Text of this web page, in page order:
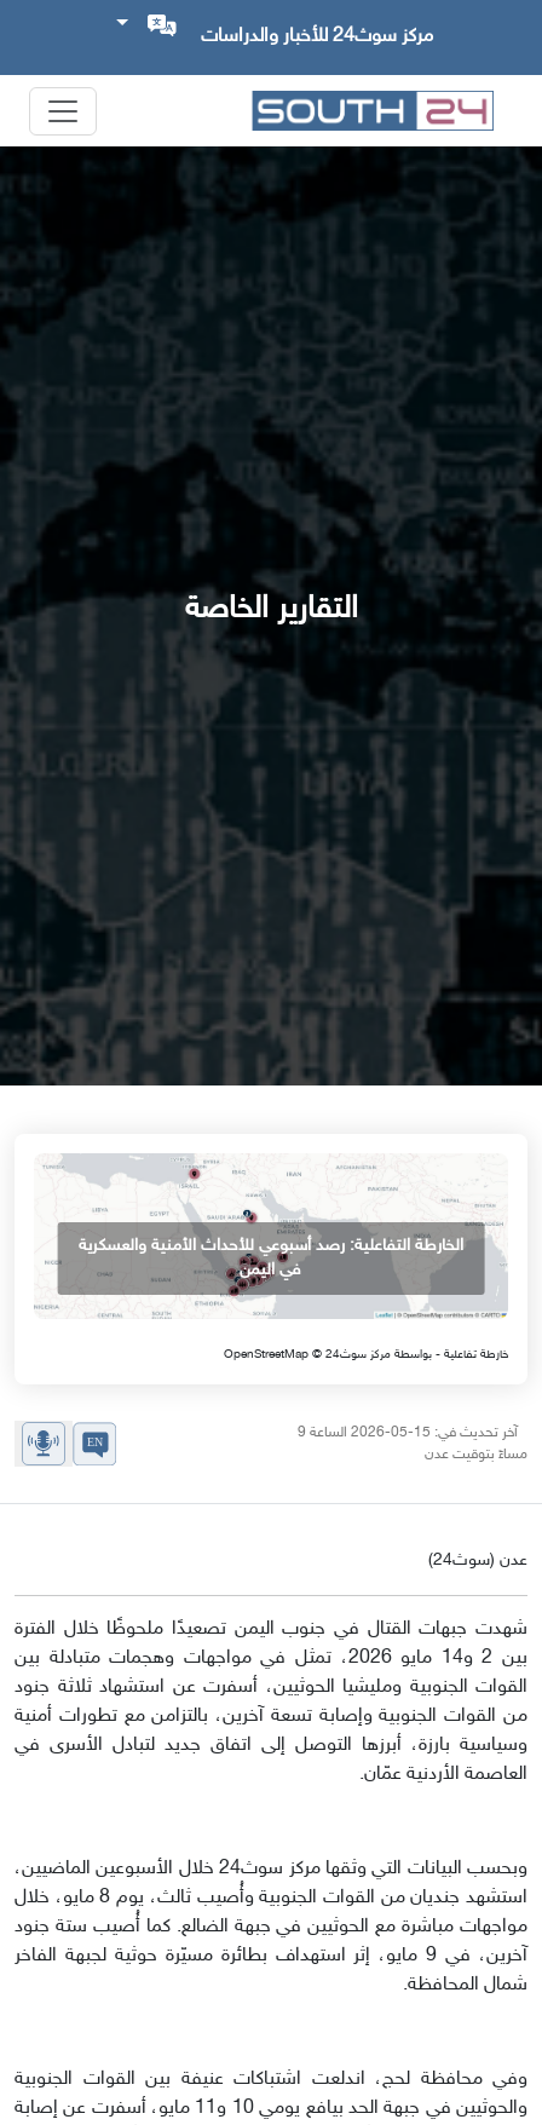
مركز سوث24 للأخبار والدراسات
التقارير الخاصة
الخارطة التفاعلية: رصد أسبوعي للأحداث الأمنية والعسكرية
في اليمن
خارطة تفاعلية - بواسطة مركز سوث24 © OpenStreetMap
آخر تحديث في: 15-05-2026 الساعة 9
مساءً بتوقيت عدن
عدن (سوث24)
شهدت جبهات القتال في جنوب اليمن تصعيدًا ملحوظًا خلال الفترة
بين 2 و14 مايو 2026، تمثل في مواجهات وهجمات متبادلة بين
القوات الجنوبية ومليشيا الحوثيين، أسفرت عن استشهاد ثلاثة جنود
من القوات الجنوبية وإصابة تسعة آخرين، بالتزامن مع تطورات أمنية
وسياسية بارزة، أبرزها التوصل إلى اتفاق جديد لتبادل الأسرى في
العاصمة الأردنية عمّان.
وبحسب البيانات التي وثقها مركز سوث24 خلال الأسبوعين الماضيين،
استشهد جنديان من القوات الجنوبية وأُصيب ثالث، يوم 8 مايو، خلال
مواجهات مباشرة مع الحوثيين في جبهة الضالع. كما أُصيب ستة جنود
آخرين، في 9 مايو، إثر استهداف بطائرة مسيّرة حوثية لجبهة الفاخر
شمال المحافظة.
وفي محافظة لحج، اندلعت اشتباكات عنيفة بين القوات الجنوبية
والحوثيين في جبهة الحد بيافع يومي 10 و11 مايو، أسفرت عن إصابة